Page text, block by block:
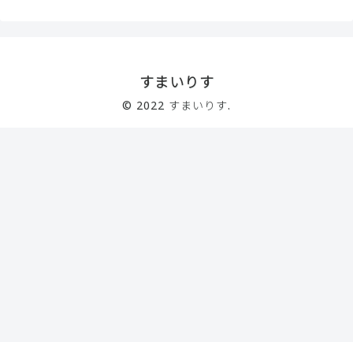
すまいりす
© 2022 すまいりす.